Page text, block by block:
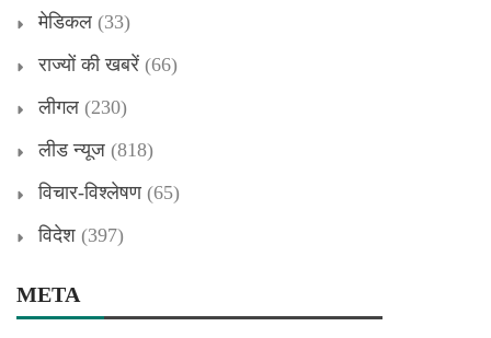
मेडिकल (33)
राज्यों की खबरें (66)
लीगल (230)
लीड न्यूज (818)
विचार-विश्लेषण(65)
विदेश (397)
META